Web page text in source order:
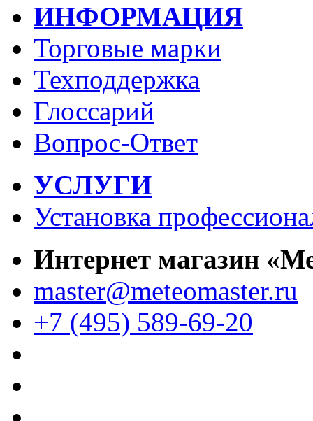
ИНФОРМАЦИЯ
Торговые марки
Техподдержка
Глоссарий
Вопрос-Ответ
УСЛУГИ
Установка
Интернет магазин
master@meteomaster.ru
+7 (495) 589-69-20